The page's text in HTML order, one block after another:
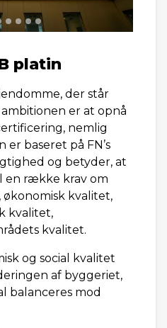
platin
der står
er at opnå
nemlig
baseret på FN’s
og betyder, at
en række krav om
kvalitet,
kvalitet,
kvalitet.
og social kvalitet
af byggeriet,
balanceres mod